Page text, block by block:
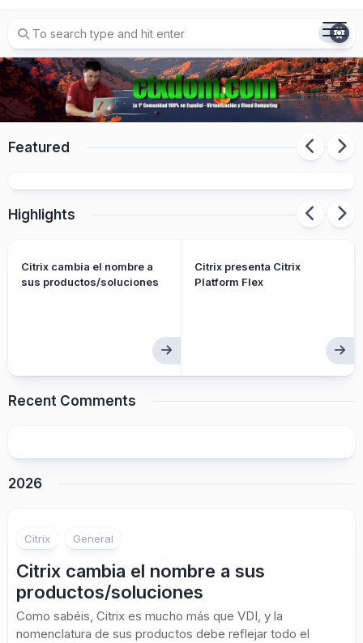
content
Featured
Highlights
Citrix cambia el nombre a
sus productos/soluciones
Citrix presenta Citrix
Platform Flex
Recent Comments
2026
Citrix General
Citrix cambia el nombre a sus
productos/soluciones
Como sabéis, Citrix es mucho más que VDI, y la
nomenclatura de sus productos debe reflejar todo el